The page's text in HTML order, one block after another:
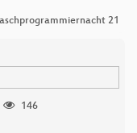
21
146